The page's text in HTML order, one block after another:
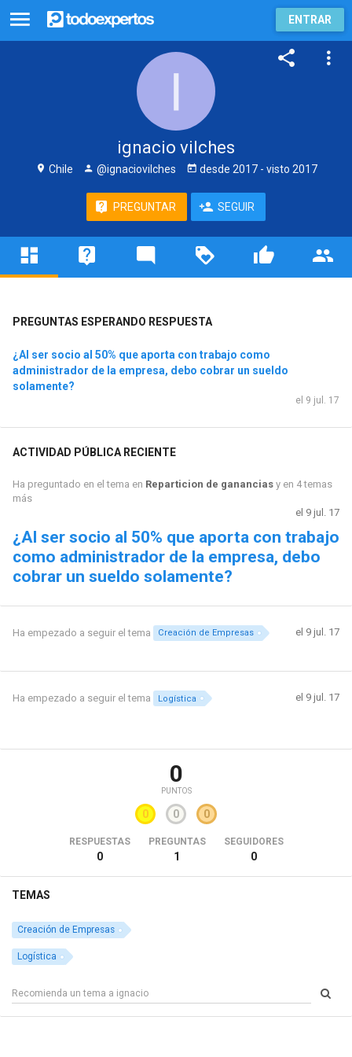
ENTRAR
ignacio vilches
Chile @ignaciovilches desde 2017- visto 2017
PREGUNTAR SEGUIR
PREGUNTAS ESPERANDO RESPUESTA
¿Al ser socio al 50% que aporta con trabajo como
administrador de la empresa, debo cobrar un sueldo
solamente?
el 9 jul. 17
ACTIVIDAD PÚBLICA RECIENTE
Ha preguntado en el tema en Reparticion de gananciasy en 4 temas
más
el 9 jul. 17
¿Al ser socio al 50% que aporta con trabajo
como administrador de la empresa, debo
cobrar un sueldo solamente?
Ha empezado a seguir el tema Creación de Empresas el 9 jul. 17
Ha empezado a seguir el tema Logística el 9 jul. 17
0
PUNTOS
0 0 0
RESPUESTAS
0
PREGUNTAS
1
SEGUIDORES
0
TEMAS
Creación de Empresas
Logística